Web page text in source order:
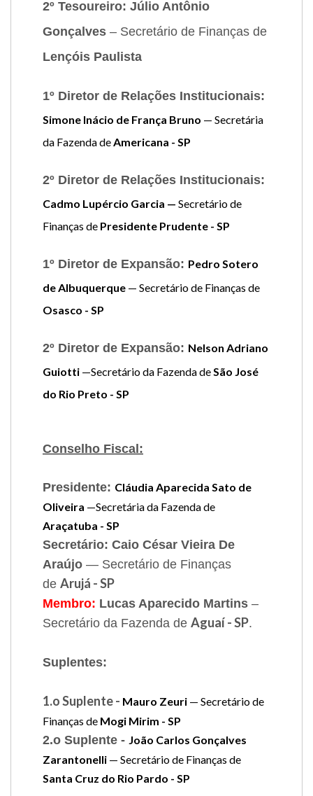
2º Tesoureiro: Júlio Antônio
Gonçalves – Secretário de Finanças de
Lençóis Paulista
1º Diretor de Relações Institucionais:
Simone Inácio de França Bruno — Secretária
da Fazenda deAmericana - SP
2º Diretor de Relações Institucionais:
Cadmo Lupércio Garcia — Secretário de
Finanças de Presidente Prudente - SP
1º Diretor de Expansão: Pedro Sotero
de Albuquerque — Secretário de Finanças de
Osasco - SP
2º Diretor de Expansão: Nelson Adriano
Guiotti —Secretário da Fazenda deSão José
do Rio Preto - SP
Conselho Fiscal:
Presidente: Cláudia Aparecida Sato de
Oliveira —Secretária da Fazenda de
Araçatuba - SP
Secretário: Caio César Vieira De
Araújo — Secretário de Finanças
de Arujá - SP
Membro: Lucas Aparecido Martins –
Secretário da Fazenda de Aguaí - SP.
Suplentes:
1.o Suplente - Mauro Zeuri — Secretário de
Finanças de Mogi Mirim - SP
2.o Suplente - João Carlos Gonçalves
Zarantonelli — Secretário de Finanças de
Santa Cruz do Rio Pardo - SP